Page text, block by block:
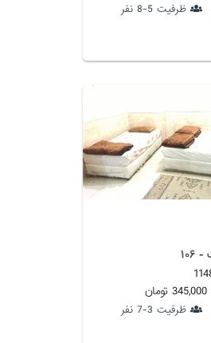
ظرفیت 5-8 نفر
ظرفیت 3-7 نفر